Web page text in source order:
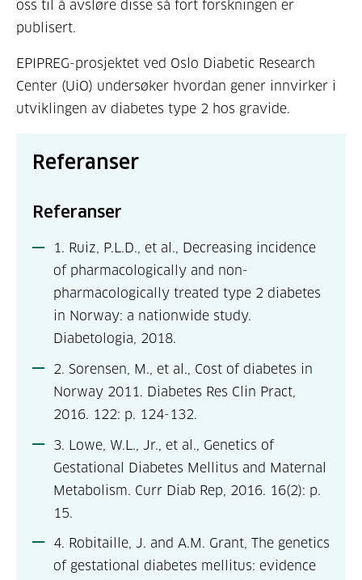
oss til å avsløre disse så fort forskningen er
publisert.
EPIPREG-prosjektet ved Oslo Diabetic Research
Center (UiO) undersøker hvordan gener innvirker i
utviklingen av diabetes type 2 hos gravide.
Referanser
Referanser
1. Ruiz, P.L.D., et al., Decreasing incidence
of pharmacologically and non-
pharmacologically treated type 2 diabetes
in Norway: a nationwide study.
Diabetologia, 2018.
2. Sorensen, M., et al., Cost of diabetes in
Norway 2011. Diabetes Res Clin Pract,
2016. 122: p. 124-132.
3. Lowe, W.L., Jr., et al., Genetics of
Gestational Diabetes Mellitus and Maternal
Metabolism. Curr Diab Rep, 2016. 16(2): p.
15.
4. Robitaille, J. and A.M. Grant, The genetics
of gestational diabetes mellitus: evidence